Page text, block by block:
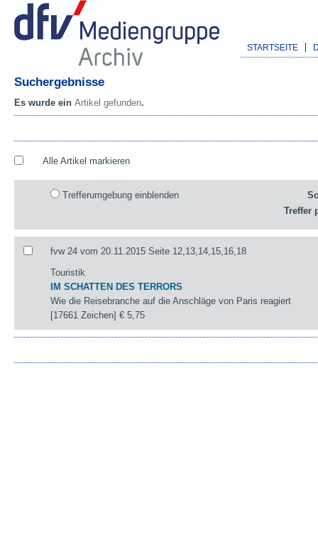
STARTSEITE
Suchergebnisse
Es wurde ein Artikel gefunden.
Alle Artikel markieren
Trefferumgebung einblenden
Treffer
fvw 24 vom 20.11.2015 Seite 12,13,14,15,16,18
Touristik
IM SCHATTEN DES TERRORS
Wie die Reisebranche auf die Anschläge von Paris reagiert
[17661 Zeichen]€ 5,75